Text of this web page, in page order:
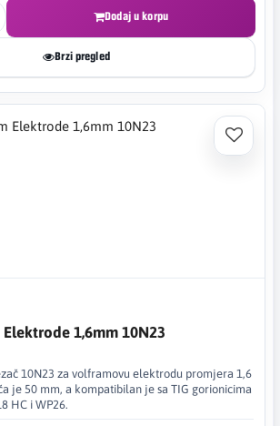
Dodaj u korpu
Brzi pregled
1,6mm 10N23
10N23 za volframovu elektrodu promjera 1,6
je 50 mm, a kompatibilan je sa TIG gorionicima
HC i WP26.